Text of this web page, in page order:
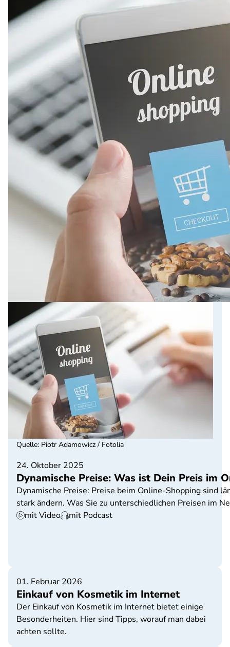
24. Oktober 2025
Dynamische Preise: Was ist Dein Preis im
Dynamische Preise: Preise beim Online-Shopping sind
stark ändern. Was Sie zu unterschiedlichen Preisen im
mit Video
mit Podcast
Quelle: Piotr Adamowicz / Fotolia
01. Februar 2026
Einkauf von Kosmetik im Internet
Der Einkauf von Kosmetik im Internet bietet einige
Besonderheiten. Hier sind Tipps, worauf man dabei
achten sollte.